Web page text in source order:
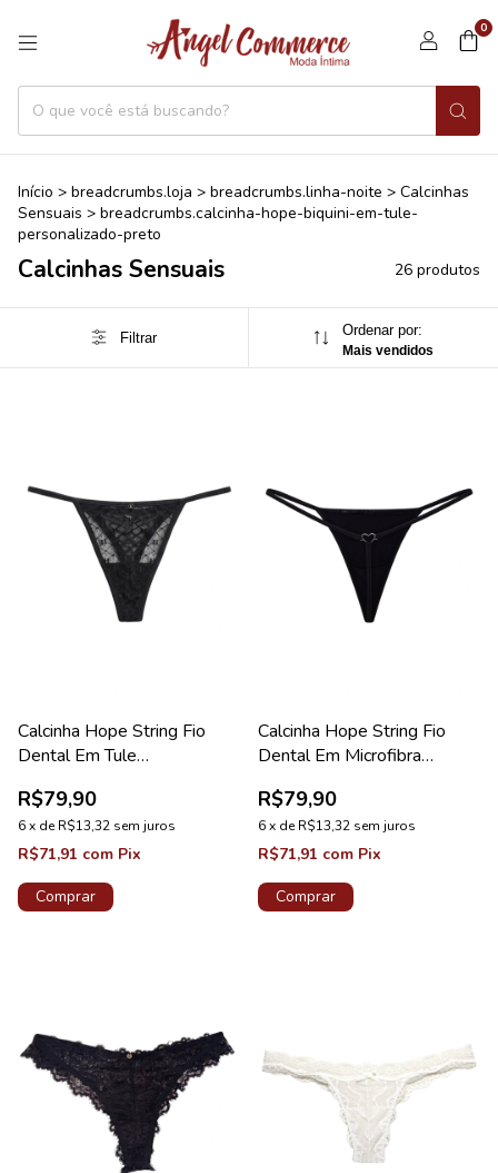
0
Início > breadcrumbs.loja > breadcrumbs.linha-noite > Calcinhas
Sensuais > breadcrumbs.calcinha-hope-biquini-em-tule-
personalizado-preto
Calcinhas Sensuais 26 produtos
Filtrar Ordenar por:
Mais vendidos
Calcinha Hope String Fio
Dental Em Tule
Coleção Studio
R$79,90
6x deR$13,32 sem juros
R$71,91 com Pix
Comprar
Calcinha Hope String Fio
Dental Em Microfibra
Manhattan
R$79,90
6x deR$13,32 sem juros
R$71,91 com Pix
Comprar